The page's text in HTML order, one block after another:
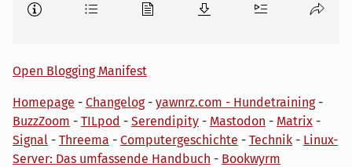
Open Blogging Manifest
Homepage - Changelog- yawnrz.com - Hundetraining-
BuzzZoom - TILpod - Serendipity - Mastodon - Matrix -
Signal - Threema - Computergeschichte - Technik - Linux-
Server: Das umfassende Handbuch - Bookwyrm